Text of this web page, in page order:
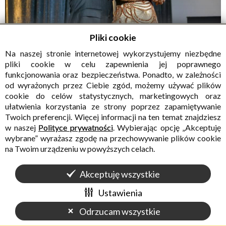
Pliki cookie
Na naszej stronie internetowej wykorzystujemy niezbędne
pliki cookie w celu zapewnienia jej poprawnego
funkcjonowania oraz bezpieczeństwa. Ponadto, w zależności
od wyrażonych przez Ciebie zgód, możemy używać plików
cookie do celów statystycznych, marketingowych oraz
ułatwienia korzystania ze strony poprzez zapamiętywanie
Twoich preferencji. Więcej informacji na ten temat znajdziesz
w naszej Polityce prywatności. Wybierając opcję „Akceptuję
wybrane” wyrażasz zgodę na przechowywanie plików cookie
na Twoim urządzeniu w powyższych celach.
Akceptuję wszystkie
Ustawienia
Odrzucam wszystkie